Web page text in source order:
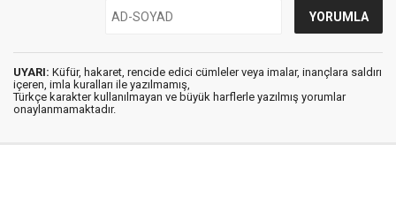
UYARI: Küfür, hakaret, rencide edici cümleler veya imalar, inançlara saldırı
içeren, imla kuralları ile yazılmamış,
Türkçe karakter kullanılmayan ve büyük harflerle yazılmış yorumlar
onaylanmamaktadır.